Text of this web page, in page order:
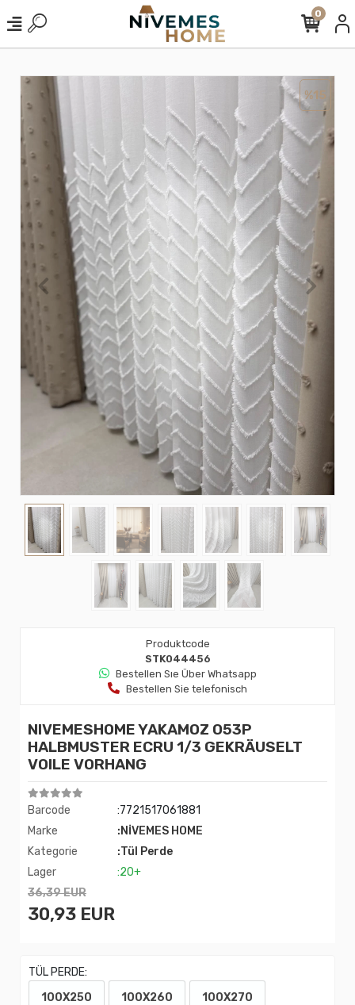
0
%15
Produktcode
STK044456
Bestellen Sıe Über Whatsapp
Bestellen Sie telefonisch
NIVEMESHOME YAKAMOZ 053P
HALBMUSTER ECRU 1/3 GEKRÄUSELT
VOILE VORHANG
Barcode
:7721517061881
Marke
:NİVEMES HOME
Kategorie
:Tül Perde
Lager
:20+
36,39 EUR
30,93 EUR
TÜL PERDE:
100X250
100X260 100X270